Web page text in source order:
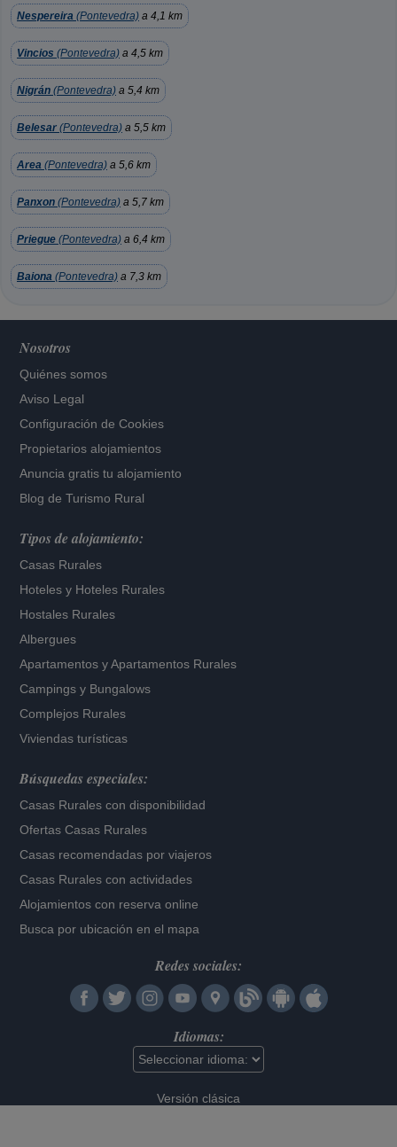
Nespereira (Pontevedra) a 4,1 km
Vincios (Pontevedra) a 4,5 km
Nigrán (Pontevedra) a 5,4 km
Belesar (Pontevedra) a 5,5 km
Area (Pontevedra) a 5,6 km
Panxon (Pontevedra) a 5,7 km
Priegue (Pontevedra) a 6,4 km
Baiona (Pontevedra) a 7,3 km
Nosotros
Quiénes somos
Aviso Legal
Configuración de Cookies
Propietarios alojamientos
Anuncia gratis tu alojamiento
Blog de Turismo Rural
Tipos de alojamiento:
Casas Rurales
Hoteles y Hoteles Rurales
Hostales Rurales
Albergues
Apartamentos yApartamentos Rurales
Campings y Bungalows
Complejos Rurales
Viviendas turísticas
Búsquedas especiales:
Casas Rurales con disponibilidad
Ofertas Casas Rurales
Casas recomendadas por viajeros
Casas Rurales con actividades
Alojamientos con reserva online
Busca por ubicación en el mapa
Redes sociales:
Idiomas:
Versión clásica